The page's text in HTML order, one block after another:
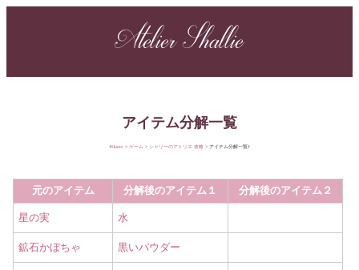
Atelier Shallie
アイテム分解一覧
Home ゲーム シャリーのアトリエ 攻略 アイテム分解一覧
元のアイテム 分解後のアイテム１ 分解後のアイテム２
星の実 水
鉱石かぼちゃ 黒いパウダー